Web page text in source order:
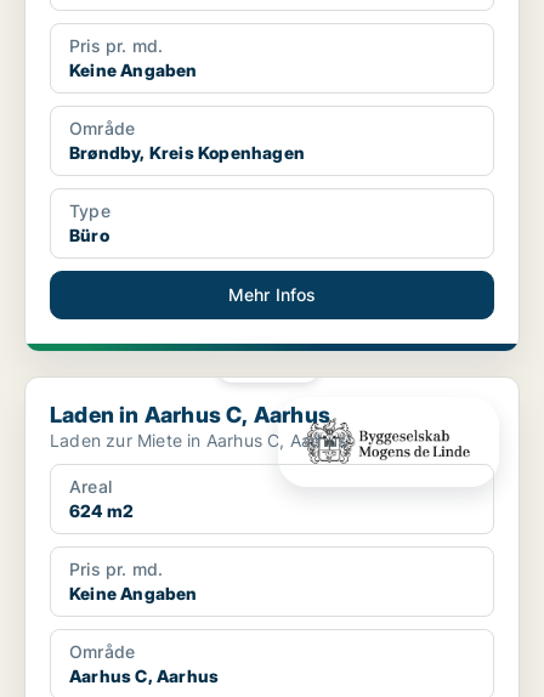
Pris pr. md.
Keine Angaben
Område
Brøndby, Kreis Kopenhagen
Type
Büro
Mehr Infos
Laden in Aarhus C, Aarhus
Laden in Aarhus C, Aarhus
Laden zur Miete in Aarhus C, Aarhus
Areal
624 m2
Pris pr. md.
Keine Angaben
Område
Aarhus C, Aarhus